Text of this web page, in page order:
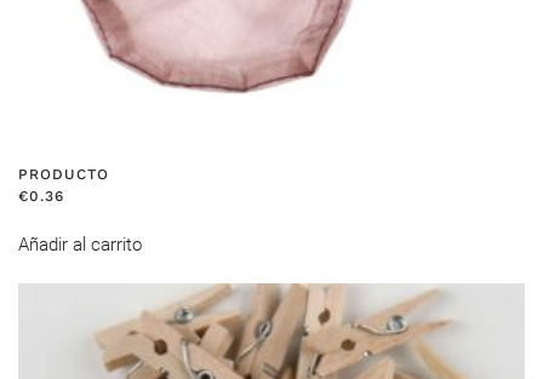
PRODUCTO
€0.36
Añadir al carrito